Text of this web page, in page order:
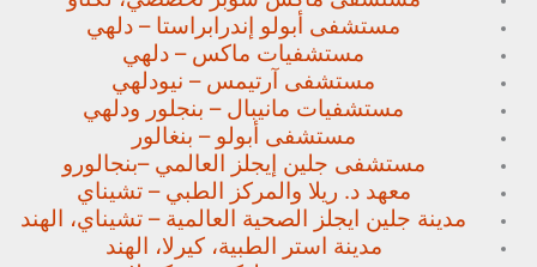
مستشفى أبولو إندرابراستا – دلهي
مستشفيات ماكس – دلهي
مستشفى آرتيمس – نيودلهي
مستشفيات مانيبال – بنجلور ودلهي
مستشفى أبولو – بنغالور
مستشفى جلين إيجلز العالمي –بنجالورو
معهد د. ريلا والمركز الطبي – تشيناي
مدينة جلين ايجلز الصحية العالمية – تشيناي، الهند
مدينة استر الطبية، كيرلا، الهند